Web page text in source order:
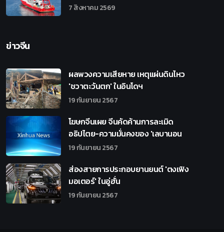
7 สิงหาคม 2569
ข่าวจีน
ผลพวงความเสียหาย เหตุแผ่นดินไหว
'ชวาตะวันตก' ในอินโดฯ
19 กันยายน 2567
โฆษกจีนเผย จีนคัดค้านการละเมิด
อธิปไตย-ความมั่นคงของ 'เลบานอน
19 กันยายน 2567
ส่องสายการประกอบยานยนต์ 'ตงเฟิง
มอเตอร์' ในอู่ฮั่น
19 กันยายน 2567